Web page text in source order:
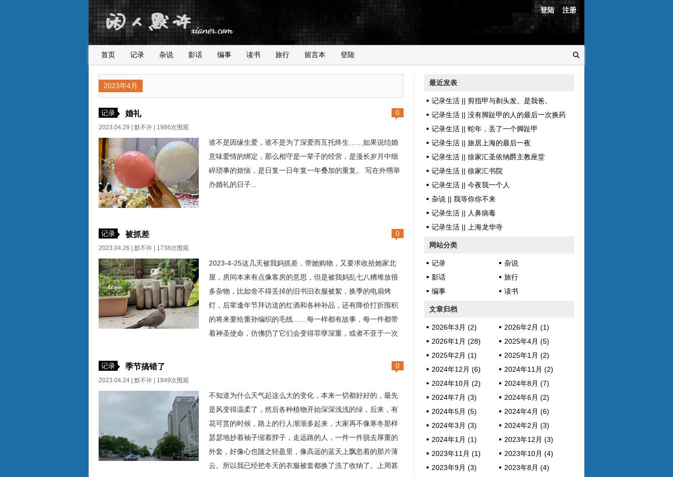
登陆 注册
首页 记录 杂说 影话 编事 读书 旅行 留言本 登陆
2023年4月
记录 0
婚礼
2023.04.29 | 默不许 | 1986次围观
谁不是因缘生爱，谁不是为了深爱而互托终生……如果说结婚
意味爱情的绑定，那么相守是一辈子的经营，是漫长岁月中细
碎琐事的烦恼，是日复一日年复一年叠加的重复。 写在外甥举
办婚礼的日子...
记录 0
被抓差
2023.04.26 | 默不许 | 1738次围观
2023-4-25这几天被我妈抓差，带她购物，又要求收拾她家北
屋，房间本来有点像客房的意思，但是被我妈乱七八糟堆放很
多杂物，比如舍不得丢掉的旧书旧衣服被絮，换季的电扇烤
灯，后辈逢年节拜访送的红酒和各种补品，还有降价打折囤积
的将来要给重孙编织的毛线……每一样都有故事，每一件都带
着神圣使命，仿佛扔了它们会变得罪孽深重，或者不亚于一次
低蹲床底，把多年的积尘擦拭干净，然后叠摞起来归置齐整，
记录 0
季节搞错了
2023.04.24 | 默不许 | 1849次围观
不知道为什么天气起这么大的变化，本来一切都好好的，最先
是风变得温柔了，然后各种植物开始深深浅浅的绿，后来，有
花可赏的时候，路上的行人渐渐多起来，大家再不像寒冬那样
瑟瑟地抄着袖子缩着脖子，走远路的人，一件一件脱去厚重的
外套，好像心也随之轻盈里，像高远的蓝天上飘忽着的那片薄
云。所以我已经把冬天的衣服被套都换了洗了收纳了。上周甚
最近发表
记录生活 || 剪指甲与剃头发。是我爸。
记录生活 || 没有脚趾甲的人的最后一次换药
记录生活 || 蛇年，丢了一个脚趾甲
记录生活 || 旅居上海的最后一夜
记录生活 || 徐家汇圣依纳爵主教座堂
记录生活 || 徐家汇书院
记录生活 || 今夜我一个人
杂说 || 我等你你不来
记录生活 || 人鼻病毒
记录生活 || 上海龙华寺
网站分类
记录
杂说
影话
旅行
编事
读书
文章归档
2026年3月 (2)
2026年2月 (1)
2026年1月 (28)
2025年4月 (5)
2025年2月 (1)
2025年1月 (2)
2024年12月 (6)
2024年11月 (2)
2024年10月 (2)
2024年8月 (7)
2024年7月 (3)
2024年6月 (2)
2024年5月 (5)
2024年4月 (6)
2024年3月 (3)
2024年2月 (3)
2024年1月 (1)
2023年12月 (3)
2023年11月 (1)
2023年10月 (4)
2023年9月 (3)
2023年8月 (4)